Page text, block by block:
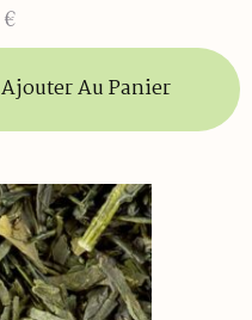
€
Ajouter Au Panier